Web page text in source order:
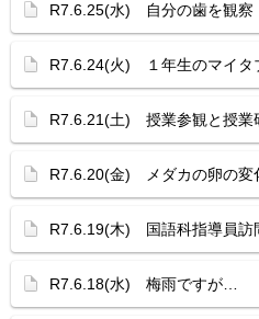
R7.6.25(水) 自分の歯を観察
R7.6.24(火) １年生のマイタ
R7.6.21(土) 授業参観と授業
R7.6.20(金) メダカの卵の変
R7.6.19(木) 国語科指導員訪
R7.6.18(水) 梅雨ですが…